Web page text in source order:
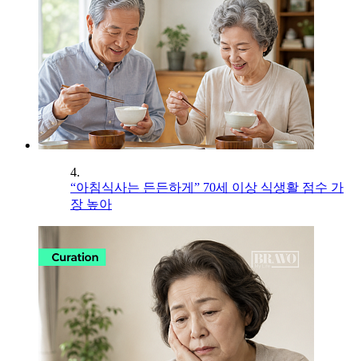
4.
“아침식사는 든든하게” 70세 이상 식생활 점수 가
장 높아